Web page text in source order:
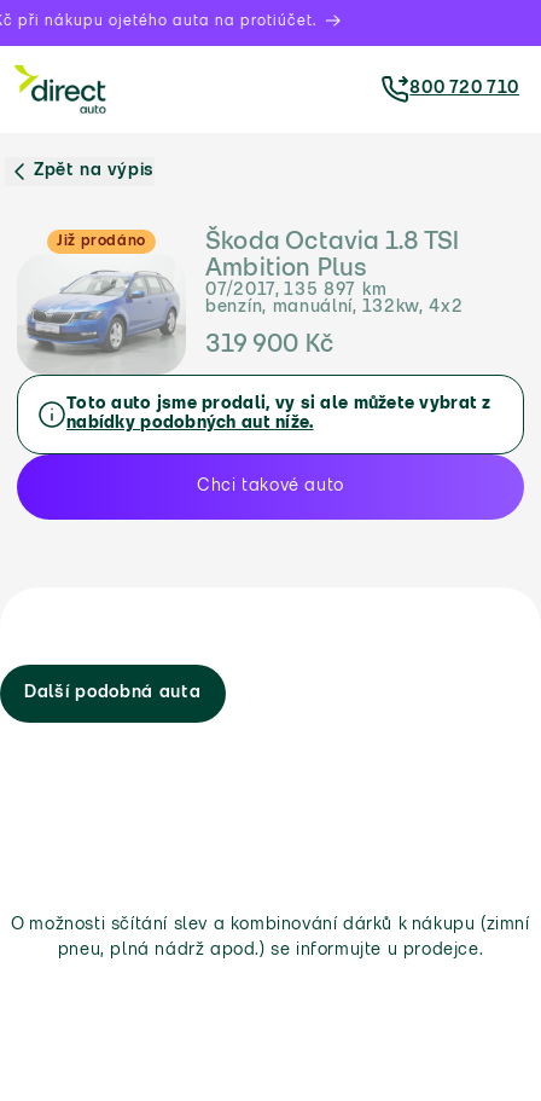
při nákupu ojetého auta na protiúčet.
800 720 710
Zpět na výpis
Již prodáno
Škoda Octavia 1.8 TSI
Ambition Plus
07/2017, 135 897 km
benzín, manuální, 132kw, 4x2
319 900 Kč
Toto auto jsme prodali, vy si ale můžete vybrat z
nabídky podobných aut níže.
Chci takové auto
Další podobná auta
O možnosti sčítání slev a kombinování dárků k nákupu (zimní
pneu, plná nádrž apod.) se informujte u prodejce.